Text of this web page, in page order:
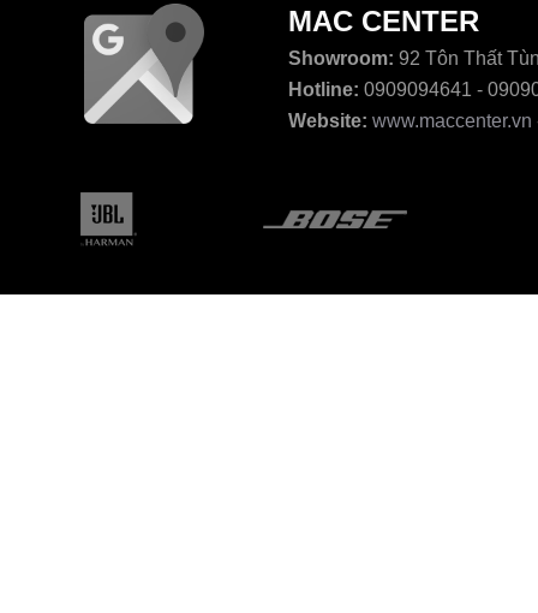
MAC CENTER
Showroom: 92 Tôn Thất
Hotline: 0909094641 -
Website: www.maccenter.vn